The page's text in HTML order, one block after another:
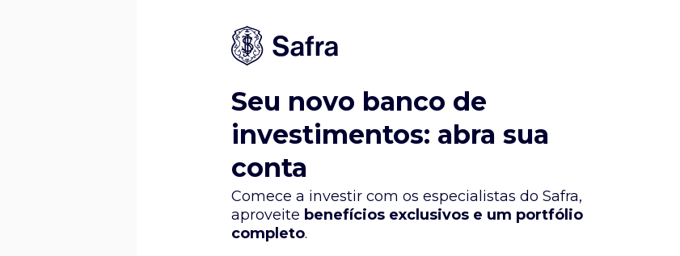
Seu novo banco de
investimentos: abra sua
conta
Comece a investir com os especialistas do Safra,
aproveite benefícios exclusivos e um portfólio
completo.